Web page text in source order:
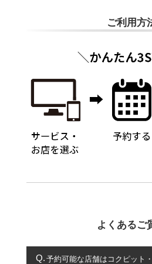
ご利用方
よくあるご
予約可能な店舗はコクピット